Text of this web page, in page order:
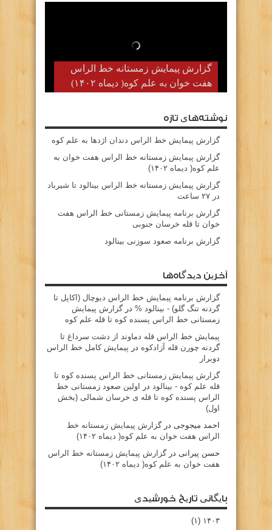
گزارش پیمایش زمستانه خط الراس
هفت خوان به علم کوه( دیماه ۱۴۰۲)
نوشته‌های تازه
گزارش پیمایش خط الراس دندان اژدها به علم کوه
گزارش پیمایش زمستانه خط الراس هفت خوان به
علم کوه( دیماه ۱۴۰۲)
گزارش پیمایش زمستانه خط الراس بینالود تا شیرباد
در ۲۷ ساعت
گزارش برنامه پیمایش زمستانی خط الراس هفت
خوان تا قله خرسان جنوبی
گزارش برنامه صعود سوزنی بینالود
آخرین دیدگاه‌ها
گزارش برنامه پيمايش خط الراس ديوچال (اكاپل تا
گردنه تنگ گلو) - بينالود % درگزارش پیمایش
زمستانی خط الراس پسنده کوه تا قله علم کوه
پيمايش خط الراس قله دماوند از دشت سرداغ تا
گردنه چورن قله آزادكوه در پیمایش کامل خط الراس
دوبرار
گزارش پیمایش زمستانی خط الراس پسنده کوه تا
قله علم کوه - بينالود در
اولین صعود زمستانی خط
الراس پسنده کوه تا قله ی خرسان شمالی (بخش
اول)
احمد میجوجی درگزارش پیمایش زمستانه خط
الراس هفت خوان به علم کوه( دیماه ۱۴۰۲)
حسن پیرانی درگزارش پیمایش زمستانه خط الراس
هفت خوان به علم کوه( دیماه ۱۴۰۲)
بایگانی تاریخ خورشیدی
۱۴۰۳ (۱)